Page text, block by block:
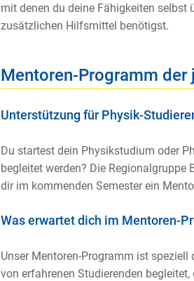
mit denen du deine Fähigkeiten selbst
zusätzlichen Hilfsmittel benötigst.
Mentoren-Programm der
Unterstützung für Physik-
Du startest dein Physikstudium oder
begleitet werden? Die
dir im kommenden Semester ein
Was erwartet dich im Mentoren-
Unser Mentoren-Programm ist
von erfahrenen Studierenden